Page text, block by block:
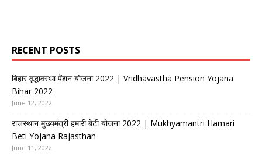
RECENT POSTS
बिहार वृद्धावस्था पेंशन योजना 2022 | Vridhavastha Pension Yojana
Bihar 2022
June 12, 2022
राजस्थान मुख्यमंत्री हमारी बेटी योजना 2022 | Mukhyamantri Hamari
Beti Yojana Rajasthan
June 11, 2022